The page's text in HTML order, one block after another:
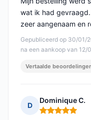
Gepubliceerd op 30/01/
na een aankoop van 12/
wat ik had
zeer aangenaam en
Vertaalde
D
Dominique C.
Opmerking: 5